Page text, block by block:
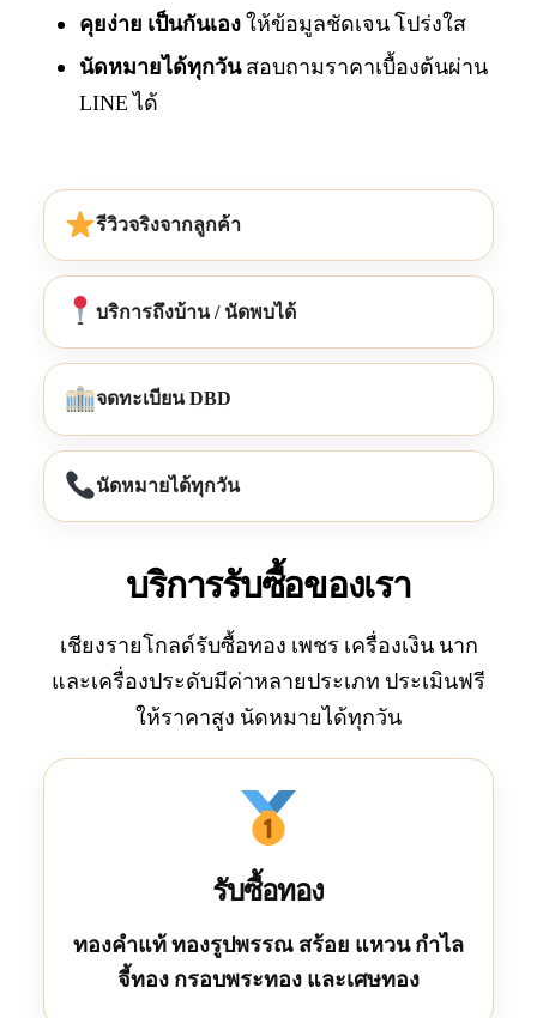
คุยง่าย เป็นกันเองให้ข้อมูลชัดเจน โปร่งใส
นัดหมายได้ทุกวันสอบถามราคาเบื้องต้นผ่าน
LINE ได้
รีวิวจริงจากลูกค้า
บริการถึงบ้าน / นัดพบได้
จดทะเบียน DBD
นัดหมายได้ทุกวัน
บริการรับซื้อของเรา
เชียงรายโกลด์รับซื้อทอง เพชร เครื่องเงิน นาก
และเครื่องประดับมีค่าหลายประเภท ประเมินฟรี
ให้ราคาสูง นัดหมายได้ทุกวัน
รับซื้อทอง
ทองคำแท้ ทองรูปพรรณ สร้อย แหวน กำไล
จี้ทอง กรอบพระทอง และเศษทอง